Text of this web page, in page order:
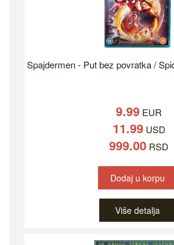
Spajdermen - Put bez povratka /
9.99 EUR
11.99USD
999.00 RSD
Dodaj u korpu
Više detalja